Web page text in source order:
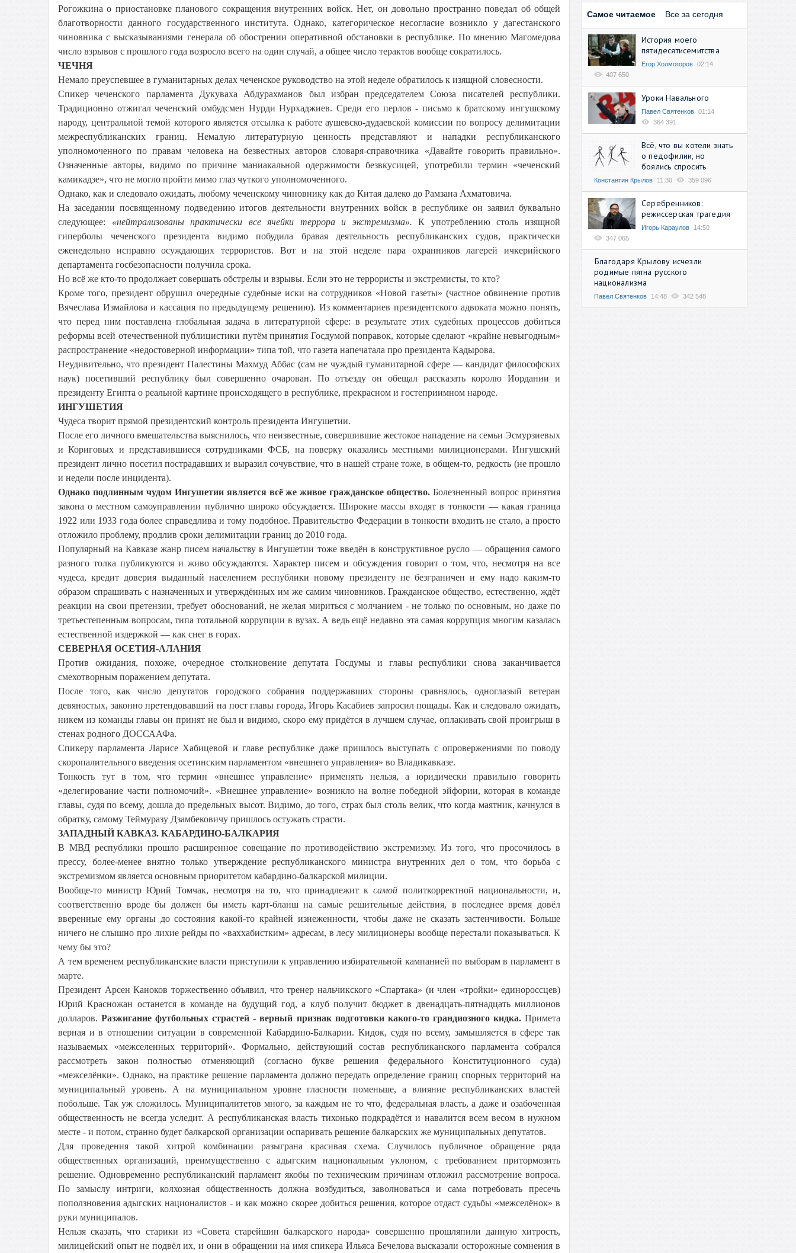
Рогожкина о приостановке планового сокращения внутренних войск. Нет, он довольно пространно поведал об общей
благотворности данного государственного института. Однако, категорическое несогласие возникло у дагестанского
чиновника с высказываниями генерала об обострении оперативной обстановки в республике. По мнению Магомедова
число взрывов с прошлого года возросло всего на один случай, а общее число терактов вообще сократилось.
ЧЕЧНЯ
Немало преуспевшее в гуманитарных делах чеченское руководство на этой неделе обратилось к изящной словесности.
Спикер чеченского парламента Дукуваха Абдурахманов был избран председателем Союза писателей республики.
Традиционно отжигал чеченский омбудсмен Нурди Нурхаджиев. Среди его перлов - письмо к братскому ингушскому
народу, центральной темой которого является отсылка к работе аушевско-дудаевской комиссии по вопросу делимитации
межреспубликанских границ. Немалую литературную ценность представляют и нападки республиканского
уполномоченного по правам человека на безвестных авторов словаря-справочника «Давайте говорить правильно».
Означенные авторы, видимо по причине маниакальной одержимости безвкусицей, употребили термин «чеченский
камикадзе», что не могло пройти мимо глаз чуткого уполномоченного.
Однако, как и следовало ожидать, любому чеченскому чиновнику как до Китая далеко до Рамзана Ахматовича.
На заседании посвященному подведению итогов деятельности внутренних войск в республике он заявил буквально
следующее: «нейтрализованы практически все ячейки террора и экстремизма». К употреблению столь изящной
гиперболы чеченского президента видимо побудила бравая деятельность республиканских судов, практически
еженедельно исправно осуждающих террористов. Вот и на этой неделе пара охранников лагерей ичкерийского
департамента госбезопасности получила срока.
Но всё же кто-то продолжает совершать обстрелы и взрывы. Если это не террористы и экстремисты, то кто?
Кроме того, президент обрушил очередные судебные иски на сотрудников «Новой газеты» (частное обвинение против
Вячеслава Измайлова и кассация по предыдущему решению). Из комментариев президентского адвоката можно понять,
что перед ним поставлена глобальная задача в литературной сфере: в результате этих судебных процессов добиться
реформы всей отечественной публицистики путём принятия Госдумой поправок, которые сделают «крайне невыгодным»
распространение «недостоверной информации» типа той, что газета напечатала про президента Кадырова.
Неудивительно, что президент Палестины Махмуд Аббас (сам не чуждый гуманитарной сфере — кандидат философских
наук) посетивший республику был совершенно очарован. По отъезду он обещал рассказать королю Иордании и
президенту Египта о реальной картине происходящего в республике, прекрасном и гостеприимном народе.
ИНГУШЕТИЯ
Чудеса творит прямой президентский контроль президента Ингушетии.
После его личного вмешательства выяснилось, что неизвестные, совершившие жестокое нападение на семьи Эсмурзиевых
и Кориговых и представившиеся сотрудниками ФСБ, на поверку оказались местными милиционерами. Ингушский
президент лично посетил пострадавших и выразил сочувствие, что в нашей стране тоже, в общем-то, редкость (не прошло
и недели после инцидента).
Однако подлинным чудом Ингушетии является всё же живое гражданское общество. Болезненный вопрос принятия
закона о местном самоуправлении публично широко обсуждается. Широкие массы входят в тонкости — какая граница
1922 или 1933 года более справедлива и тому подобное. Правительство Федерации в тонкости входить не стало, а просто
отложило проблему, продлив сроки делимитации границ до 2010 года.
Популярный на Кавказе жанр писем начальству в Ингушетии тоже введён в конструктивное русло — обращения самого
разного толка публикуются и живо обсуждаются. Характер писем и обсуждения говорит о том, что, несмотря на все
чудеса, кредит доверия выданный населением республики новому президенту не безграничен и ему надо каким-то
образом спрашивать с назначенных и утверждённых им же самим чиновников. Гражданское общество, естественно, ждёт
реакции на свои претензии, требует обоснований, не желая мириться с молчанием - не только по основным, но даже по
третьестепенным вопросам, типа тотальной коррупции в вузах. А ведь ещё недавно эта самая коррупция многим казалась
естественной издержкой — как снег в горах.
СЕВЕРНАЯ ОСЕТИЯ-АЛАНИЯ
Против ожидания, похоже, очередное столкновение депутата Госдумы и главы республики снова заканчивается
смехотворным поражением депутата.
После того, как число депутатов городского собрания поддержавших стороны сравнялось, одноглазый ветеран
девяностых, законно претендовавший на пост главы города, Игорь Касабиев запросил пощады. Как и следовало ожидать,
никем из команды главы он принят не был и видимо, скоро ему придётся в лучшем случае, оплакивать свой проигрыш в
стенах родного ДОССААФа.
Спикеру парламента Ларисе Хабицевой и главе республике даже пришлось выступать с опровержениями по поводу
скоропалительного введения осетинским парламентом «внешнего управления» во Владикавказе.
Тонкость тут в том, что термин «внешнее управление» применять нельзя, а юридически правильно говорить
«делегирование части полномочий». «Внешнее управление» возникло на волне победной эйфории, которая в команде
главы, судя по всему, дошла до предельных высот. Видимо, до того, страх был столь велик, что когда маятник, качнулся в
обратку, самому Теймуразу Дзамбековичу пришлось остужать страсти.
ЗАПАДНЫЙ КАВКАЗ. КАБАРДИНО-БАЛКАРИЯ
В МВД республики прошло расширенное совещание по противодействию экстремизму. Из того, что просочилось в
прессу, более-менее внятно только утверждение республиканского министра внутренних дел о том, что борьба с
экстремизмом является основным приоритетом кабардино-балкарской милиции.
Вообще-то министр Юрий Томчак, несмотря на то, что принадлежит ксамой политкорректной национальности, и,
соответственно вроде бы должен бы иметь карт-бланш на самые решительные действия, в последнее время довёл
вверенные ему органы до состояния какой-то крайней изнеженности, чтобы даже не сказать застенчивости. Больше
ничего не слышно про лихие рейды по «ваххабистким» адресам, в лесу милиционеры вообще перестали показываться. К
чему бы это?
А тем временем республиканские власти приступили к управлению избирательной кампанией по выборам в парламент в
марте.
Президент Арсен Каноков торжественно объявил, что тренер нальчикского «Спартака» (и член «тройки» единороссцев)
Юрий Красножан останется в команде на будущий год, а клуб получит бюджет в двенадцать-пятнадцать миллионов
долларов.Разжигание футбольных страстей - верный признак подготовки какого-то грандиозного кидка.Примета
верная и в отношении ситуации в современной Кабардино-Балкарии. Кидок, судя по всему, замышляется в сфере так
называемых «межселенных территорий». Формально, действующий состав республиканского парламента собрался
рассмотреть закон полностью отменяющий (согласно букве решения федерального Конституционного суда)
«межселёнки». Однако, на практике решение парламента должно передать определение границ спорных территорий на
муниципальный уровень. А на муниципальном уровне гласности поменьше, а влияние республиканских властей
побольше. Так уж сложилось. Муниципалитетов много, за каждым не то что, федеральная власть, а даже и озабоченная
общественность не всегда уследит. А республиканская власть тихонько подкрадётся и навалится всем весом в нужном
месте - и потом, странно будет балкарской организации оспаривать решение балкарских же муниципальных депутатов.
Для проведения такой хитрой комбинации разыграна красивая схема. Случилось публичное обращение ряда
общественных организаций, преимущественно с адыгским национальным уклоном, с требованием притормозить
решение. Одновременно республиканский парламент якобы по техническим причинам отложил рассмотрение вопроса.
По замыслу интриги, колхозная общественность должна возбудиться, заволноваться и сама потребовать пресечь
поползновения адыгских националистов - и как можно скорее добиться решения, которое отдаст судьбы «межселёнок» в
руки муниципалов.
Нельзя сказать, что старики из «Совета старейшин балкарского народа» совершенно прошляпили данную хитрость,
милицейский опыт не подвёл их, и они в обращении на имя спикера Ильяса Бечелова высказали осторожные сомнения в
Самое читаемое Все за сегодня
История моего
пятидесятисемитства
Егор Холмогоров 02:14
407 650
Уроки Навального
Павел Святенков 01:14
364 391
Всё, что вы хотели знать
о педофилии, но
боялись спросить
Константин Крылов 11:30 359 096
Серебренников:
режиссерская трагедия
Игорь Караулов
14:50
347 065
Благодаря Крылову исчезли
родимые пятна русского
национализма
Павел Святенков 14:48 342 548